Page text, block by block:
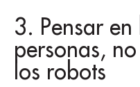
3. Pensar en
personas,
los robots